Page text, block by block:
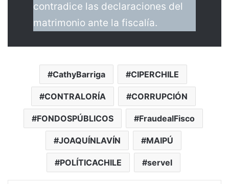
contradice las declaraciones del
matrimonio ante la fiscalía.
CathyBarriga CIPERCHILE
CONTRALORÍA CORRUPCIÓN
FONDOSPÚBLICOS FraudealFisco
JOAQUÍNLAVÍN MAIPÚ
POLÍTICACHILE servel